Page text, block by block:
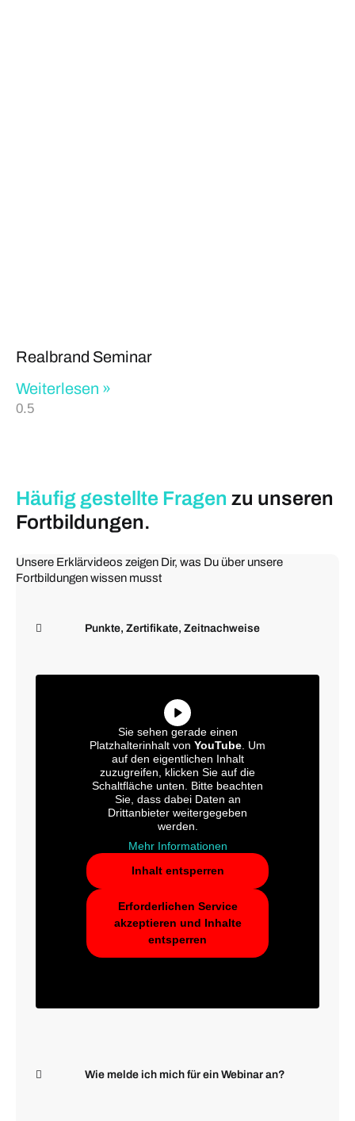
Realbrand Seminar
Weiterlesen »
Häufig gestellte Fragen zu unseren
Fortbildungen.
Unsere Erklärvideos zeigen Dir, was Du über unsere
Fortbildungen wissen musst
Punkte, Zertifikate, Zeitnachweise
Sie sehen gerade einen
Platzhalterinhalt von YouTube. Um
auf den eigentlichen Inhalt
zuzugreifen, klicken Sie auf die
Schaltfläche unten. Bitte beachten
Sie, dass dabei Daten an
Drittanbieter weitergegeben
werden.
Mehr Informationen
Inhalt entsperren
Erforderlichen Service
akzeptieren und Inhalte
entsperren
Wie melde ich mich für ein Webinar an?